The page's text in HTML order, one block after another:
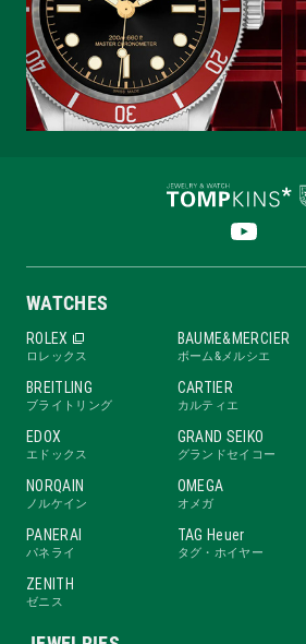
WATCHES
ROLEX
ロレックス
BAUME&MERCIER
ボーム&メルシエ
BREITLING
ブライトリング
CARTIER
カルティエ
EDOX
エドックス
GRAND SEIKO
グランドセイコー
NORQAIN
ノルケイン
OMEGA
オメガ
PANERAI
パネライ
TAG Heuer
タグ・ホイヤー
ZENITH
ゼニス